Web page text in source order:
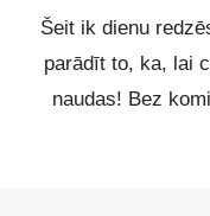
Šeit ik dienu
parādīt to, ka, lai
naudas! Bez